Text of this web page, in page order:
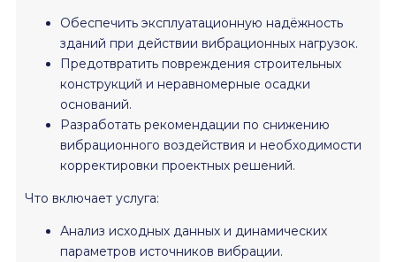
Обеспечить эксплуатационную надёжность
зданий при действии вибрационных нагрузок.
Предотвратить повреждения строительных
конструкций и неравномерные осадки
оснований.
Разработать рекомендации по снижению
вибрационного воздействия и необходимости
корректировки проектных решений.
Что включает услуга:
Анализ исходных данных и динамических
параметров источников вибрации.